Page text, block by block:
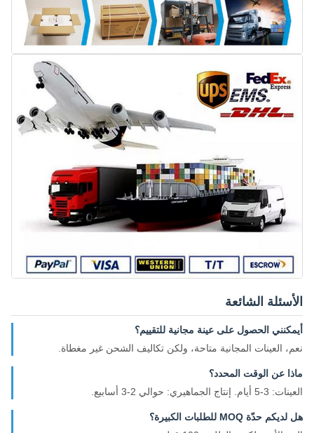
الأسئلة الشائعة
أيمكنني الحصول على عينة مجانية للتقييم؟
نعم، العينات المجانية متاحة، ولكن تكاليف الشحن غير مغطاة.
ماذا عن الوقت المحدد؟
العينات: 3-5 أيام. إنتاج الجماهيري: حوالي 2-3 أسابيع.
هل لديكم حدّة MOQ للطلبات الكبيرة؟